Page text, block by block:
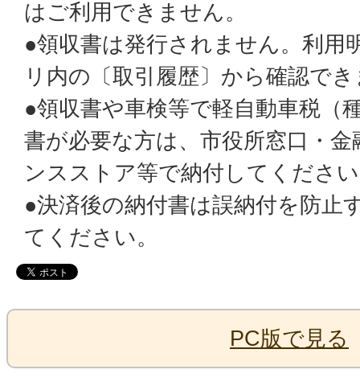
はご利用できません。
●領収書は発行されません。利用
リ内の〔取引履歴〕から確認で
●領収書や車検等で軽自動車税（
書が必要な方は、市役所窓口・
ンスストア等で納付してくださ
●決済後の納付書は誤納付を防止
てください。
PC版で見る